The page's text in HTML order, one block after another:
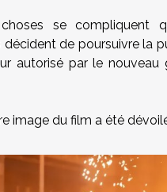
se compliquent
décident de poursuivre la
autorisé par le nouveau
image du film a été